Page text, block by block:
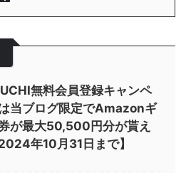
無料会員登録キャンペ
当ブログ限定でAmazonギ
が最大50,500円分が貰え
年10月31日まで】